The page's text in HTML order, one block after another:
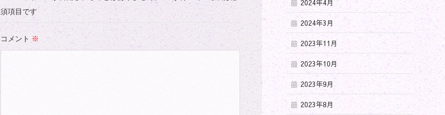
須項目です
コメント ※
2024年4月
2024年3月
2023年11月
2023年10月
2023年9月
2023年8月